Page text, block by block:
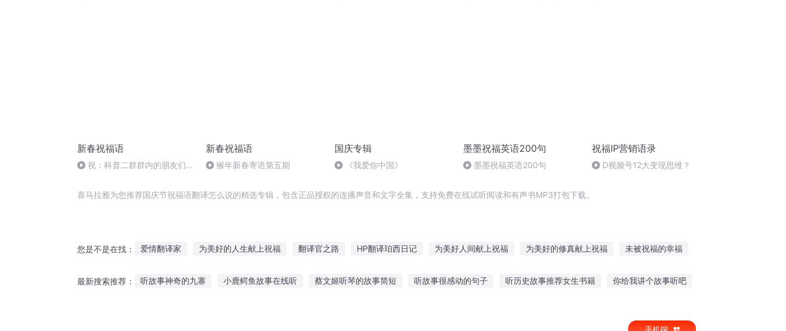
新春祝福语
祝：科普二群群内的朋友们新
新春祝福语
猴年新春寄语第五期
国庆专辑
《我爱你中国》
墨墨祝福英语200句
墨墨祝福英语200句
祝福IP营销语录
D视频号12大变现思维？
喜马拉雅为您推荐国庆节祝福语翻译怎么说的精选专辑，包含正品授权的连播声音和文字全集，支持免费在线试听阅读和有声书MP3打包下载。
您是不是在找： 爱情翻译家 为美好的人生献上祝福 翻译官之路 HP翻译珀西日记 为美好人间献上祝福 为美好的修真献上祝福 未被祝福的幸福
最新搜索推荐： 听故事神奇的九寨 小鹿鳄鱼故事在线听 蔡文姬听琴的故事简短 听故事很感动的句子 听历史故事推荐女生书籍 你给我讲个故事听吧